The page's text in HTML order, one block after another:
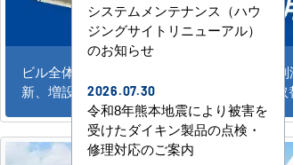
ビル全体のシステム空調の新規導入、CO2
新、増設。水冷式、ガスエアコンの更新、取
システムメンテナンス（ハウ
ジングサイトリニューアル）
のお知らせ
2026.07.30
令和8年熊本地震により被害を
受けたダイキン製品の点検・
修理対応のご案内